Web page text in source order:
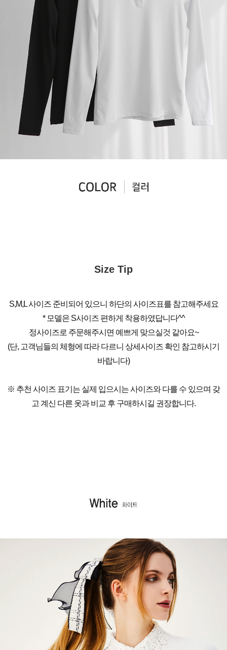
Size Tip
S,M,L 사이즈 준비되어 있으니 하단의 사이즈표를 참고해주세요
* 모델은 S사이즈 편하게 착용하였답니다^^
정사이즈로 주문해주시면 예쁘게 맞으실것 같아요~
(단, 고객님들의 체형에 따라 다르니 상세사이즈 확인 참고하시기
바랍니다)
※ 추천 사이즈 표기는 실제 입으시는 사이즈와 다를 수 있으며 갖
고 계신 다른 옷과 비교 후 구매하시길 권장합니다.